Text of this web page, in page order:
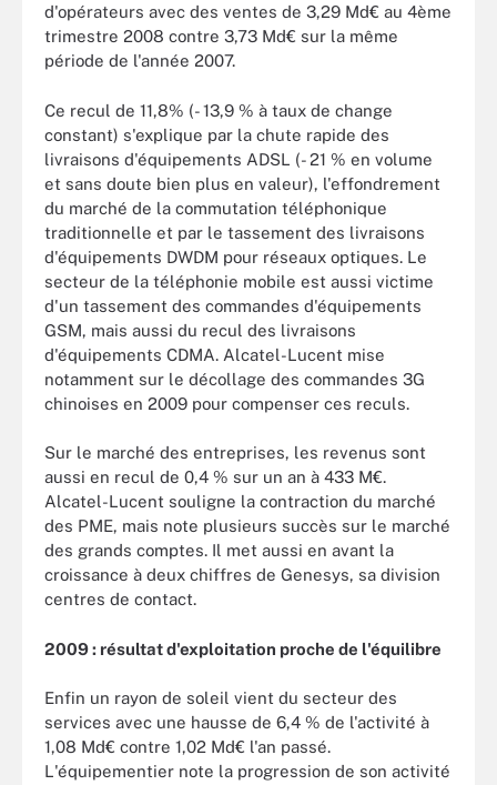
d'opérateurs avec des ventes de 3,29 Md€ au 4ème
trimestre 2008 contre 3,73 Md€ sur la même
période de l'année 2007.
Ce recul de 11,8% (- 13,9 % à taux de change
constant) s'explique par la chute rapide des
livraisons d'équipements ADSL (- 21 % en volume
et sans doute bien plus en valeur), l'effondrement
du marché de la commutation téléphonique
traditionnelle et par le tassement des livraisons
d'équipements DWDM pour réseaux optiques. Le
secteur de la téléphonie mobile est aussi victime
d'un tassement des commandes d'équipements
GSM, mais aussi du recul des livraisons
d'équipements CDMA. Alcatel-Lucent mise
notamment sur le décollage des commandes 3G
chinoises en 2009 pour compenser ces reculs.
Sur le marché des entreprises, les revenus sont
aussi en recul de 0,4 % sur un an à 433 M€.
Alcatel-Lucent souligne la contraction du marché
des PME, mais note plusieurs succès sur le marché
des grands comptes. Il met aussi en avant la
croissance à deux chiffres de Genesys, sa division
centres de contact.
2009 : résultat d'exploitation proche de l'équilibre
Enfin un rayon de soleil vient du secteur des
services avec une hausse de 6,4 % de l'activité à
1,08 Md€ contre 1,02 Md€ l'an passé.
L'équipementier note la progression de son activité